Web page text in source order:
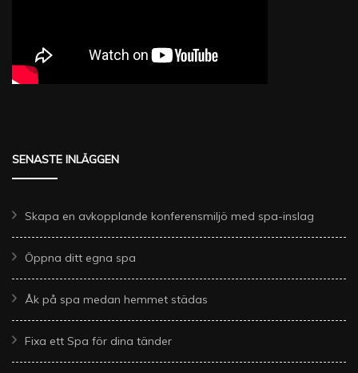
SENASTE INLÄGGEN
Skapa en avkopplande konferensmiljö med spa-inslag
Öppna ditt egna spa
Åk på spa medan hemmet städas
Fixa ett Spa för dina tänder